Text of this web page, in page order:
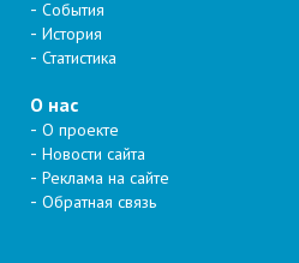
События
История
Статистика
О нас
О проекте
Новости сайта
Реклама на сайте
Обратная связь